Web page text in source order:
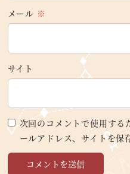
メール ※
サイト
次回のコメントで使用する
ールアドレス、サイトを保